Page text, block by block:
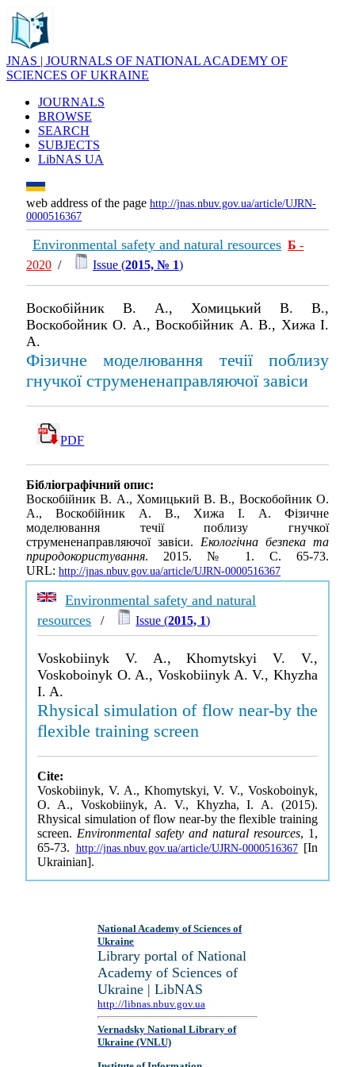
JNAS | JOURNALS OF NATIONAL ACADEMY OF
SCIENCES OF UKRAINE
JOURNALS
BROWSE
SEARCH
SUBJECTS
LibNAS UA
web address of the page http://jnas.nbuv.gov.ua/article/UJRN-
0000516367
Environmental safety and natural resources Б -
2020 / Issue (2015, № 1)
Воскобійник В. А., Хомицький В. В.,
Воскобойник О. А., Воскобійник А. В., Хижа І.
А.
Фізичне моделювання течії поблизу
гнучкої струмененаправляючої завіси
PDF
Бібліографічний опис:
Воскобійник В. А., Хомицький В. В., Воскобойник О.
А., Воскобійник А. В., Хижа І. А. Фізичне
моделювання течії поблизу гнучкої
струмененаправляючої завіси. Екологічна безпека та
природокористування. 2015. № 1. С. 65-73.
URL: http://jnas.nbuv.gov.ua/article/UJRN-0000516367
Environmental safety and natural
resources / Issue (2015, 1)
Voskobiinyk V. A., Khomytskyi V. V.,
Voskoboinyk O. A., Voskobiinyk A. V., Khyzha
I. A.
Rhysical simulation of flow near-by the
flexible training screen
Cite:
Voskobiinyk, V. A., Khomytskyi, V. V., Voskoboinyk,
O. A., Voskobiinyk, A. V., Khyzha, I. A. (2015).
Rhysical simulation of flow near-by the flexible training
screen. Environmental safety and natural resources, 1,
65-73. http://jnas.nbuv.gov.ua/article/UJRN-0000516367[In
Ukrainian].
National Academy of Sciences of
Ukraine
Library portal of National
Academy of Sciences of
Ukraine | LibNAS
http://libnas.nbuv.gov.ua
Vernadsky National Library of
Ukraine (VNLU)